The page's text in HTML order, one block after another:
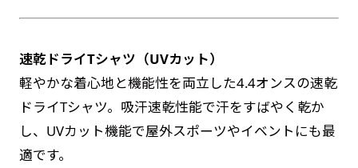
速乾ドライTシャツ（UVカット）
軽やかな着心地と機能性を両立した4.4オンスの速乾
ドライTシャツ。吸汗速乾性能で汗をすばやく乾か
し、UVカット機能で屋外スポーツやイベントにも最
適です。
か所つけて疑似的にのれんのような幕をつくりま
レギュラーのれんとの違いは縦のサイズが異なり
ます。（レギュラーのれん縦50cm／レギュラー
スリムのれん縦30cm）お店の入口付近の装飾に
是非！
お急ぎ［ +330円 ］
お急ぎは翌営業日発送（基本12時締め切り)枚数
によって対応できない場合、ギリギリでも対応
できる場合もあります。防炎加工、トロピカル